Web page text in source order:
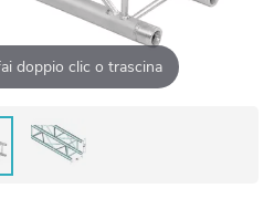
doppio clic o trascina